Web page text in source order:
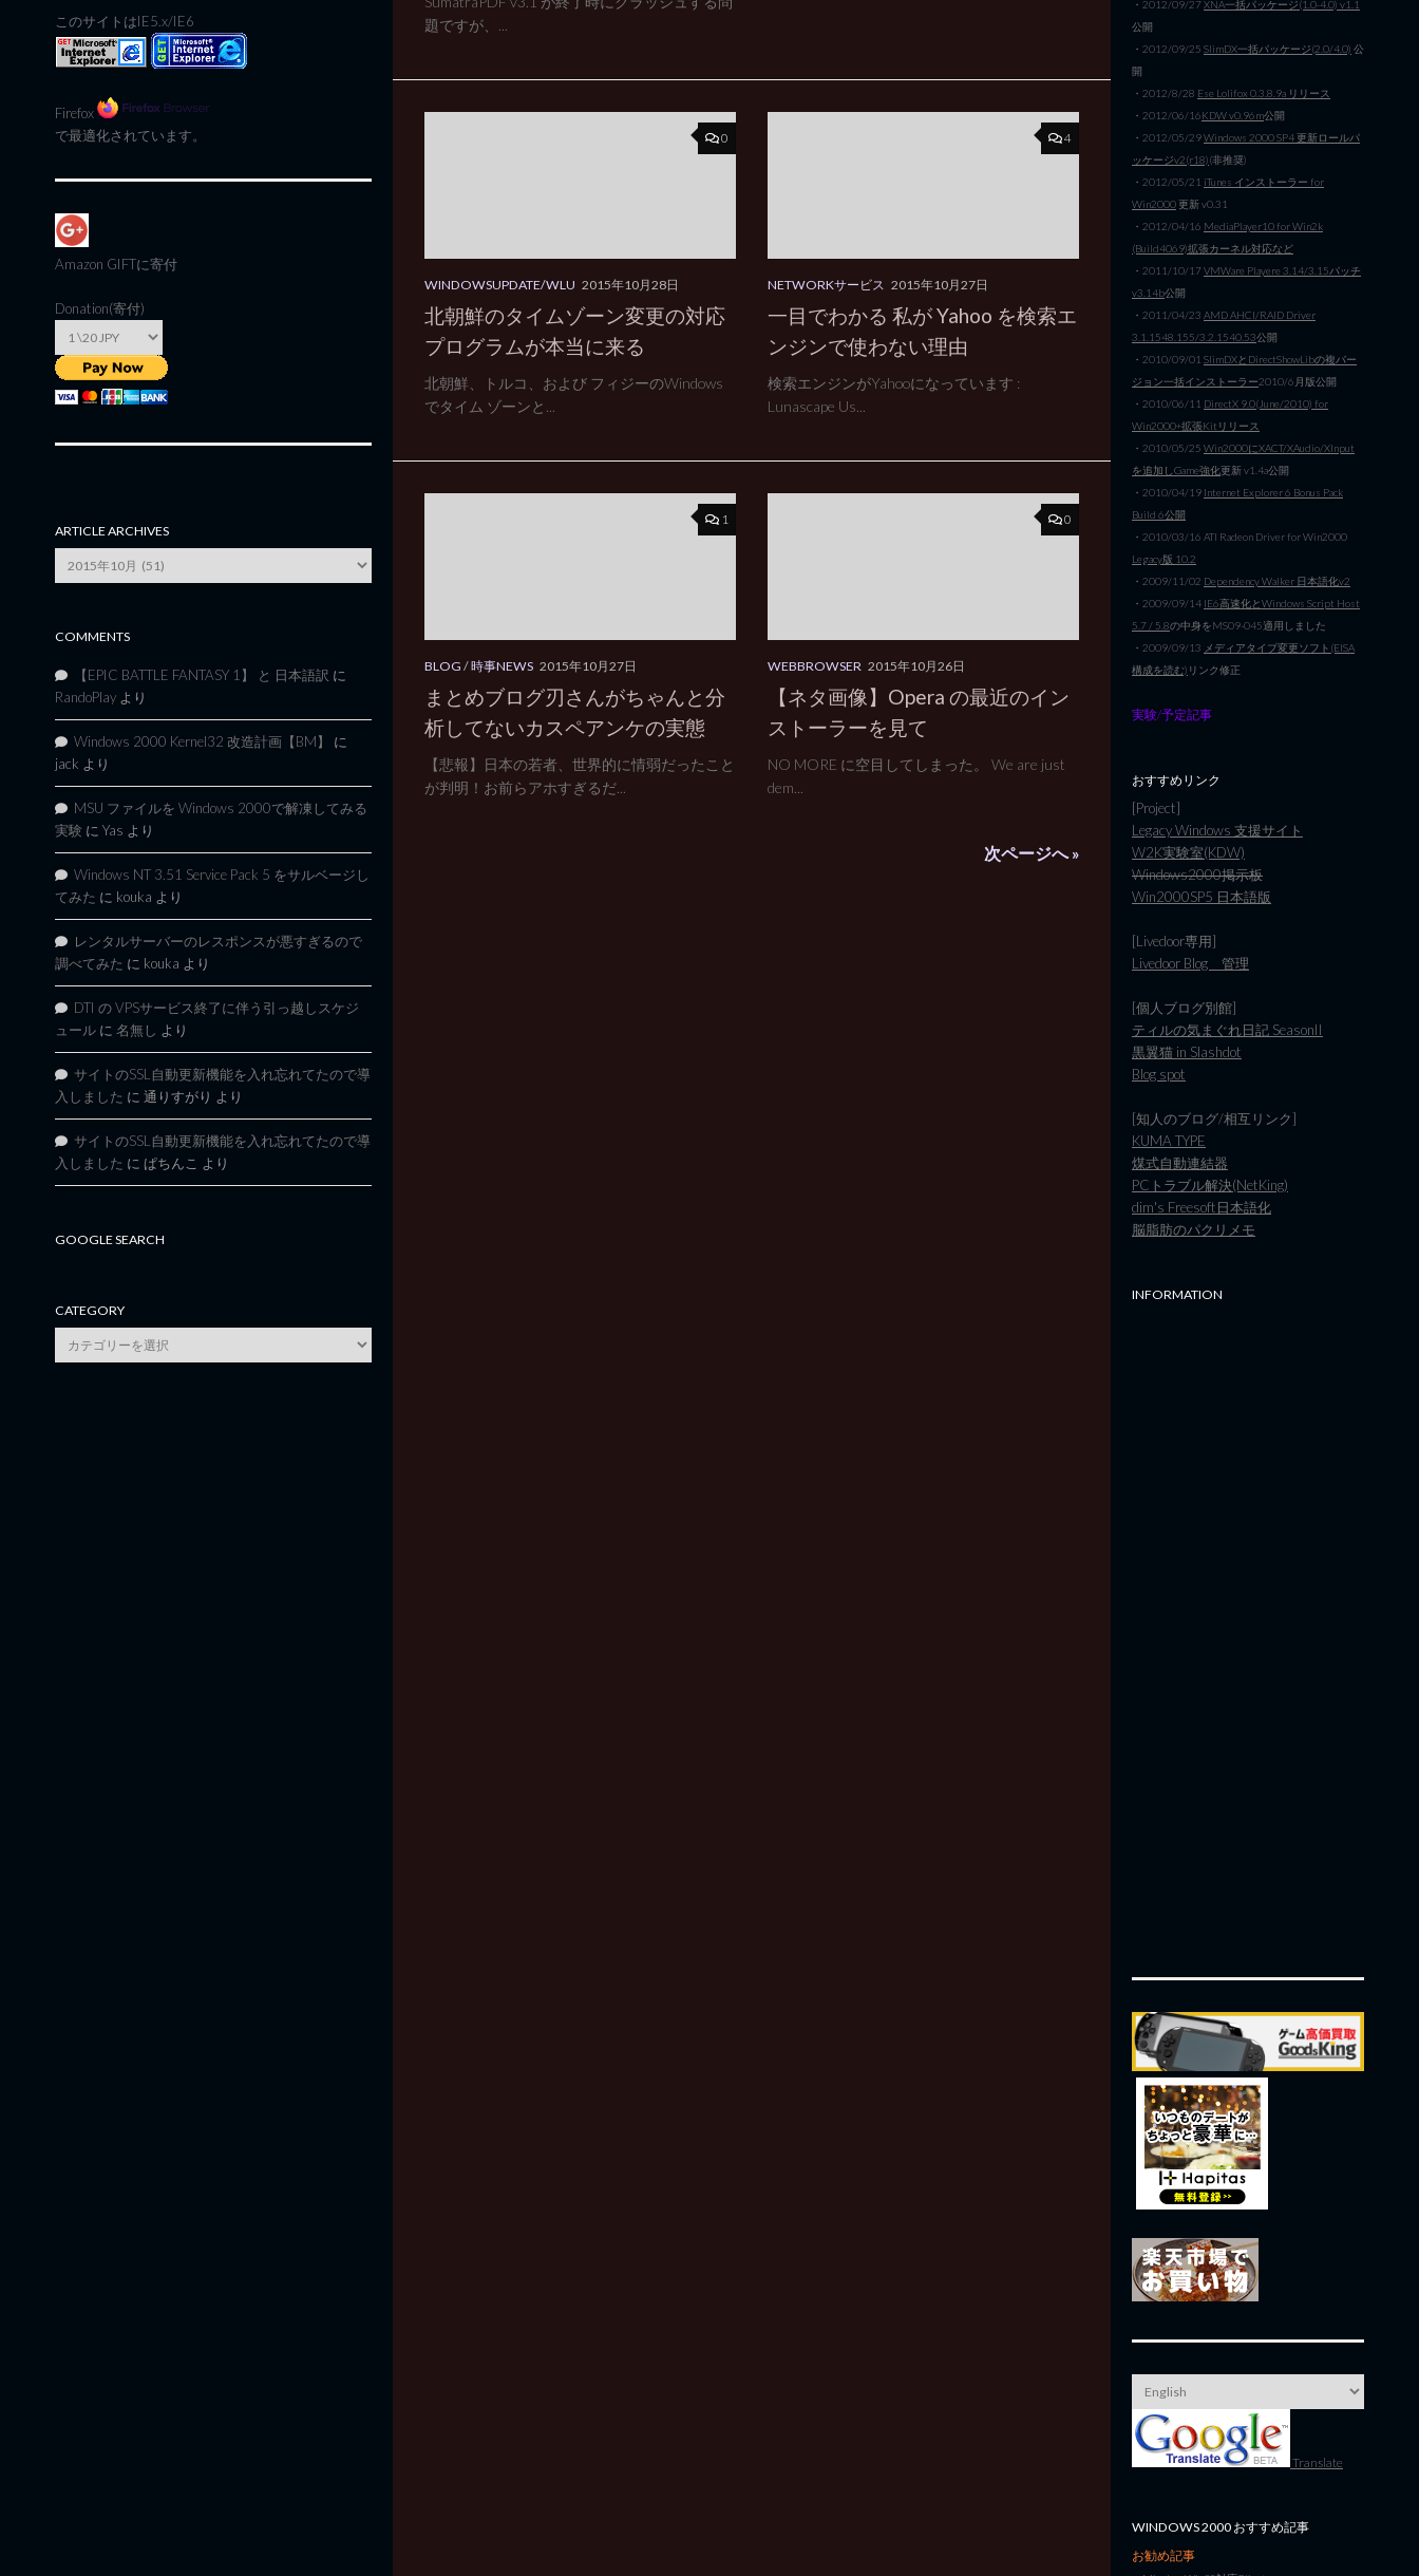
題ですが、...
0
WINDOWSUPDATE/WLU 2015年10月28日
北朝鮮のタイムゾーン変更の対応
プログラムが本当に来る
北朝鮮、トルコ、および フィジーのWindows
でタイム ゾーンと...
4
NETWORKサービス 2015年10月27日
一目でわかる 私が Yahoo を検索エ
ンジンで使わない理由
検索エンジンがYahooになっています :
Lunascape Us...
1
BLOG /時事NEWS 2015年10月27日
まとめブログ刃さんがちゃんと分
析してないカスペアンケの実態
【悲報】日本の若者、世界的に情弱だったこと
が判明！お前らアホすぎるだ...
0
WEBBROWSER 2015年10月26日
【ネタ画像】Opera の最近のイン
ストーラーを見て
NO MORE に空目してしまった。 We are just
dem...
次ページへ »
このサイトはIE5.x/IE6
Firefox
で最適化されています。
Amazon GIFTに寄付
Donation(寄付)
ARTICLE ARCHIVES
Archives
COMMENTS
【EPIC BATTLE FANTASY 1】 と 日本語訳 に
RandoPlay より
Windows 2000 Kernel32 改造計画【BM】
に
jack より
MSU ファイルを Windows 2000で解凍してみる
実験 に Yas より
Windows NT 3.51 Service Pack 5 をサルベージし
てみた に kouka より
レンタルサーバーのレスポンスが悪すぎるので
調べてみた に kouka より
DTI の VPSサービス終了に伴う引っ越しスケジ
ュール に 名無し より
サイトのSSL自動更新機能を入れ忘れてたので導
入しました に 通りすがり より
サイトのSSL自動更新機能を入れ忘れてたので導
入しました に ぱちんこ より
GOOGLE SEARCH
CATEGORY
category
・2012/09/27XNA一括パッケージ(1.0-4.0) v1.1
公開
・2012/09/25 SlimDX一括パッケージ(2.0/4.0) 公
開
・2012/8/28 Ese Lolifox 0.3.8.9a リリース
・2012/06/16KDW v0.96m公開
・2012/05/29Windows 2000 SP4 更新ロールパ
ッケージv2(r18)(非推奨)
・2012/05/21 iTunes インストーラー for
Win2000更新 v0.31
・2012/04/16 MediaPlayer10 for Win2k
(Build4069)拡張カーネル対応など
・2011/10/17VMWare Playere 3.14/3.15パッチ
v3.14b公開
・2011/04/23 AMD AHCI/RAID Driver
3.1.1548.155/3.2.1540.53公開
・2010/09/01 SlimDXとDirectShowLibの複バー
ジョン一括インストーラー2010/6月版公開
・2010/06/11 DirectX 9.0(June/2010) for
Win2000+拡張Kitリリース
・2010/05/25 Win2000にXACT/XAudio/XInput
を追加しGame強化更新 v1.4a公開
・2010/04/19 Internet Explorer 6 Bonus Pack
Build 6公開
・2010/03/16 ATI Radeon Driver for Win2000
Legacy版 10.2
・2009/11/02 Dependency Walker 日本語化v2
・2009/09/14 IE6高速化とWindows Script Host
5.7 / 5.8の中身をMS09-045適用しました
・2009/09/13 メディアタイプ変更ソフト(EISA
構成を読む) リンク修正
実験/予定記事
おすすめリンク
[Project]
Legacy Windows 支援サイト
W2K実験室(KDW)
Windows2000掲示板
Win2000SP5 日本語版
[Livedoor専用]
Livedoor Blog 管理
[個人ブログ別館]
ティルの気まぐれ日記 SeasonII
黒翼猫 in Slashdot
Blog spot
[知人のブログ/相互リンク]
KUMA TYPE
煤式自動連結器
PCトラブル解決(NetKing)
dim's Freesoft日本語化
脳脂肪のパクリメモ
INFORMATION
Translate
WINDOWS 2000 おすすめ記事
お勧め記事